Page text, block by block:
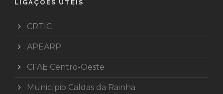
LIGAÇÕES ÚTEIS
CRTIC
APEARP
CFAE Centro-Oeste
Município Caldas da Rainha